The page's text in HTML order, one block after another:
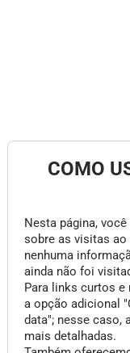
COMO
Nesta página,
sobre as visitas ao
nenhuma
ainda não foi
Para links curtos e
a opção adicional
data"; nesse caso,
mais detalhadas.